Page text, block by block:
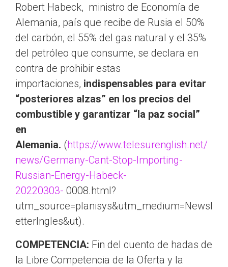
Robert Habeck, ministro de Economía de
Alemania, país que recibe de Rusia el 50%
del carbón, el 55% del gas natural y el 35%
del petróleo que consume, se declara en
contra de prohibir estas
importaciones, indispensables para evitar
“posteriores alzas” en los precios del
combustible y garantizar “la paz social”
en
Alemania. (https://www.telesurenglish.net/
news/Germany-Cant-Stop-Importing-
Russian-Energy-Habeck-
20220303- 0008.html?
utm_source=planisys&utm_medium=Newsl
etterIngles&ut).
COMPETENCIA: Fin del cuento de hadas de
la Libre Competencia de la Oferta y la